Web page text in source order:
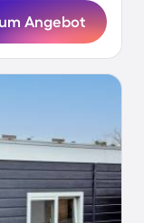
Angebot